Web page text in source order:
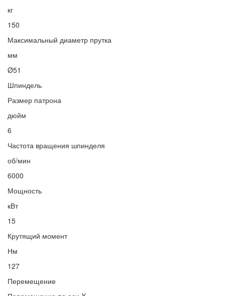
кг
150
Максимальный диаметр прутка
мм
Ø51
Шпиндель
Размер патрона
дюйм
6
Частота вращения шпинделя
об/мин
6000
Мощность
кВт
15
Крутящий момент
Нм
127
Перемещение